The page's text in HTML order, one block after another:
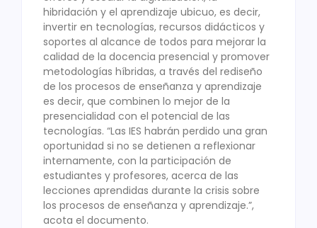
hibridación y el aprendizaje ubicuo, es decir,
invertir en tecnologías, recursos didácticos y
soportes al alcance de todos para mejorar la
calidad de la docencia presencial y promover
metodologías híbridas, a través del rediseño
de los procesos de enseñanza y aprendizaje
es decir, que combinen lo mejor de la
presencialidad con el potencial de las
tecnologías. “Las IES habrán perdido una gran
oportunidad si no se detienen a reflexionar
internamente, con la participación de
estudiantes y profesores, acerca de las
lecciones aprendidas durante la crisis sobre
los procesos de enseñanza y aprendizaje.”,
acota el documento.